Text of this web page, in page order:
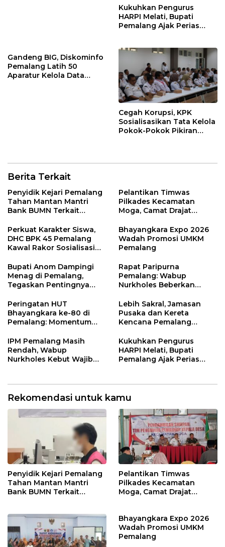
Kukuhkan Pengurus
HARPI Melati, Bupati
Pemalang Ajak Perias
Gandeng BIG, Diskominfo
Pemalang Latih 50
Aparatur Kelola Data
Cegah Korupsi, KPK
Sosialisasikan Tata Kelola
Pokok-Pokok Pikiran
Berita Terkait
Penyidik Kejari Pemalang
Tahan Mantan Mantri
Bank BUMN Terkait
Pelantikan Timwas
Pilkades Kecamatan
Moga, Camat Drajat
Larangan
Perkuat Karakter Siswa,
DHC BPK 45 Pemalang
Kawal Rakor Sosialisasi
Petarukan
Bhayangkara Expo 2026
Wadah Promosi UMKM
Pemalang
Bupati Anom Dampingi
Menag di Pemalang,
Tegaskan Pentingnya
Nikah
Rapat Paripurna
Pemalang: Wabup
Nurkholes Beberkan
Masukan Fraksi DPRD
Peringatan HUT
Bhayangkara ke-80 di
Pemalang: Momentum
Kamtibmas
Lebih Sakral, Jamasan
Pusaka dan Kereta
Kencana Pemalang
Ndalem Notonagoro
IPM Pemalang Masih
Rendah, Wabup
Nurkholes Kebut Wajib
Kukuhkan Pengurus
HARPI Melati, Bupati
Pemalang Ajak Perias
Rekomendasi untuk kamu
Penyidik Kejari Pemalang
Tahan Mantan Mantri
Bank BUMN Terkait
Pelantikan Timwas
Pilkades Kecamatan
Moga, Camat Drajat
Bhayangkara Expo 2026
Wadah Promosi UMKM
Pemalang